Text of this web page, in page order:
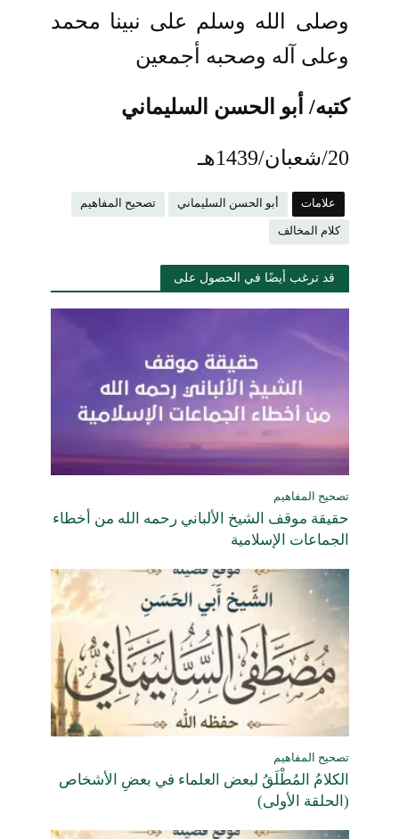
وصلى الله وسلم على نبينا محمد
وعلى آله وصحبه أجمعين
كتبه/ أبو الحسن السليماني
20/شعبان/1439هـ
علامات أبو الحسن السليماني تصحيح المفاهيم
كلام المخالف
قد ترغب أيضًا في الحصول على
تصحيح المفاهيم
حقيقة موقف الشيخ الألباني رحمه الله من أخطاء
الجماعات الإسلامية
تصحيح المفاهيم
الكلامُ المُطْلَقُ لبعض العلماء في بعضِ الأشخاص
(الحلقة الأولى)